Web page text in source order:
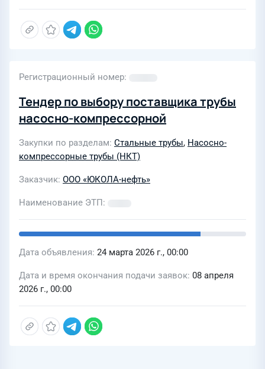
Регистрационный номер
Тендер по выбору поставщика трубы
насосно-компрессорной
Закупки по разделам Стальные трубы, Насосно-
компрессорные трубы (НКТ)
Заказчик ООО «ЮКОЛА-нефть»
Наименование ЭТП
Дата объявления 24 марта 2026 г., 00:00
Дата и время окончания подачи заявок 08 апреля
2026 г., 00:00